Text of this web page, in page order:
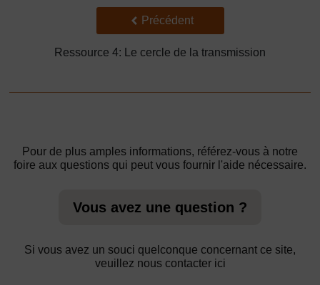
Précédent
Précédent
Ressource 4: Le cercle de la transmission
Pour de plus amples informations, référez-vous à notre
foire aux questions qui peut vous fournir l'aide nécessaire.
Vous avez une question ?
Si vous avez un souci quelconque concernant ce site,
veuillez nous contacter ici